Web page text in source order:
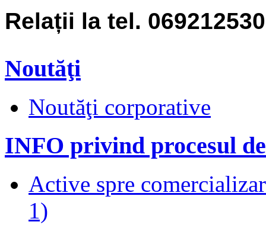
Relații la tel. 069212530
Noutăţi
Noutăţi corporative
INFO privind procesul
Active spre
1)